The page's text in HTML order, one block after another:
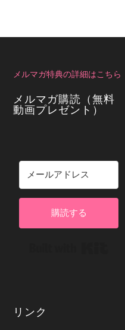
メルマガ特典の詳細はこちら
メルマガ購読（無料
動画プレゼント）
購読する
リンク